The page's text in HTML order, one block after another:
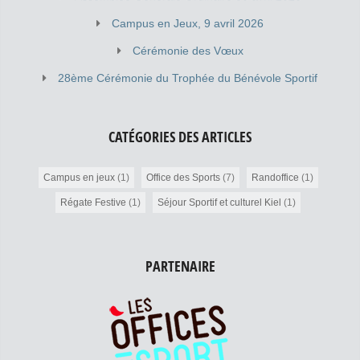
Campus en Jeux, 9 avril 2026
Cérémonie des Vœux
28ème Cérémonie du Trophée du Bénévole Sportif
CATÉGORIES DES ARTICLES
Campus en jeux(1) Office des Sports(7) Randoffice (1)
Régate Festive (1) Séjour Sportif et culturel Kiel (1)
PARTENAIRE